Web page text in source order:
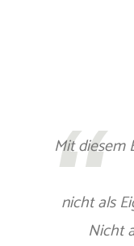
Mit diesem
nicht als
Nicht